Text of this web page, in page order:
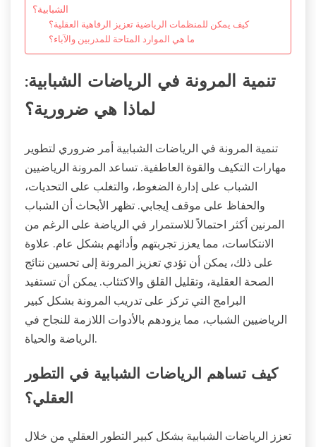
الشبابية؟
كيف يمكن للمنظمات الرياضية تعزيز الرفاهية العقلية؟
ما هي الموارد المتاحة للمدربين والآباء؟
تنمية المرونة في الرياضات الشبابية:
لماذا هي ضرورية؟
تنمية المرونة في الرياضات الشبابية أمر ضروري لتطوير
مهارات التكيف والقوة العاطفية. تساعد المرونة الرياضيين
الشباب على إدارة الضغوط، والتغلب على التحديات،
والحفاظ على موقف إيجابي. تظهر الأبحاث أن الشباب
المرنين أكثر احتمالاً للاستمرار في الرياضة على الرغم من
الانتكاسات، مما يعزز تجربتهم وأدائهم بشكل عام. علاوة
على ذلك، يمكن أن تؤدي تعزيز المرونة إلى تحسين نتائج
الصحة العقلية، وتقليل القلق والاكتئاب. يمكن أن تستفيد
البرامج التي تركز على تدريب المرونة بشكل كبير
الرياضيين الشباب، مما يزودهم بالأدوات اللازمة للنجاح في
الرياضة والحياة.
كيف تساهم الرياضات الشبابية في التطور
العقلي؟
تعزز الرياضات الشبابية بشكل كبير التطور العقلي من خلال